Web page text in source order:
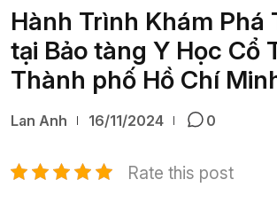
Hành Trình Khám Phá
tại Bảo tàng Y Học Cổ
Thành phố Hồ Chí
Lan Anh 16/11/2024 0
Rate this post